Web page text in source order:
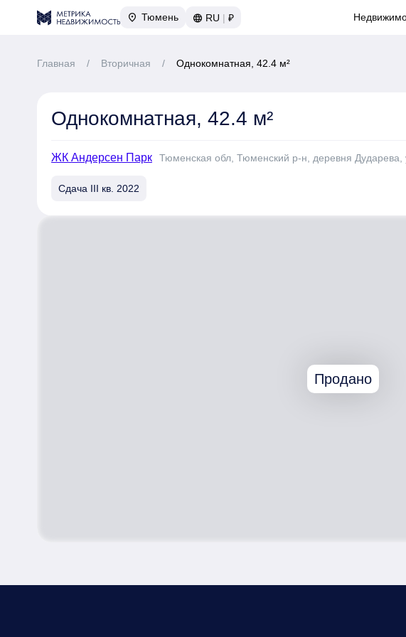
Тюмень RU | ₽
Главная / Вторичная / Однокомнатная, 42.4 м²
Однокомнатная, 42.4 м²
ЖК Андерсен Парк Тюменская обл, Тюменский р-н, деревня Дударева,
Сдача III кв. 2022
Продано